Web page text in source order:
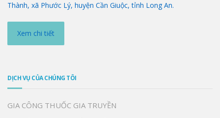
Thành, xã Phước Lý, huyện Cần Giuộc, tỉnh Long An.
Xem chi tiết
DỊCH VỤ CỦA CHÚNG TÔI
GIA CÔNG THUỐC GIA TRUYỀN